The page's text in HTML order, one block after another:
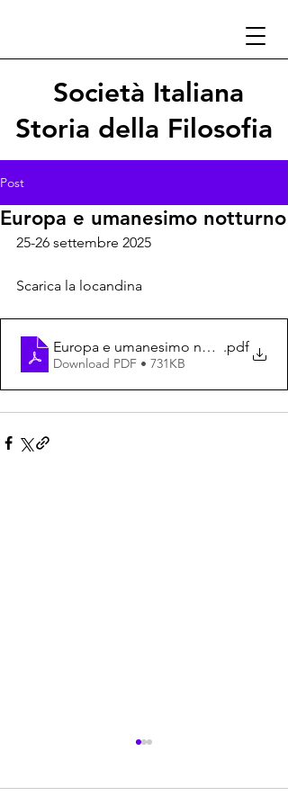
Società Italiana
Storia della Filosofia
Post
Europa e umanesimo notturno
25-26 settembre 2025
Scarica la locandina
Europa e umanesimo notturno
.pdf
Download PDF • 731KB